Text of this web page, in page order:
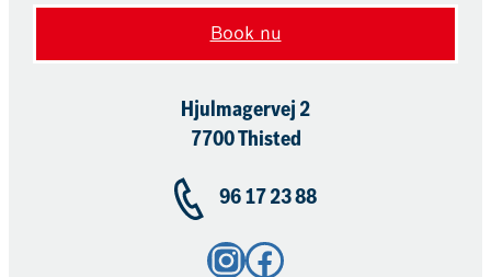
Book nu
Hjulmagervej 2
7700 Thisted
96 17 23 88
Instagram Facebook